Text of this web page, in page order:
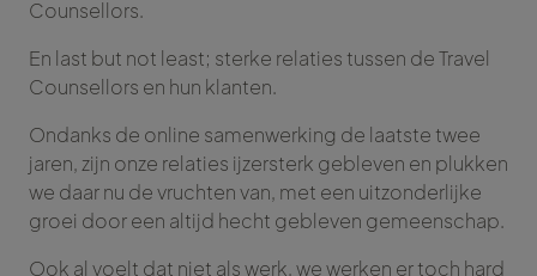
Counsellors.
En last but not least; sterke relaties tussen de Travel
Counsellors en hun klanten.
Ondanks de online samenwerking de laatste twee
jaren, zijn onze relaties ijzersterk gebleven en plukken
we daar nu de vruchten van, met een uitzonderlijke
groei door een altijd hecht gebleven gemeenschap.
Ook al voelt dat niet als werk, we werken er toch hard